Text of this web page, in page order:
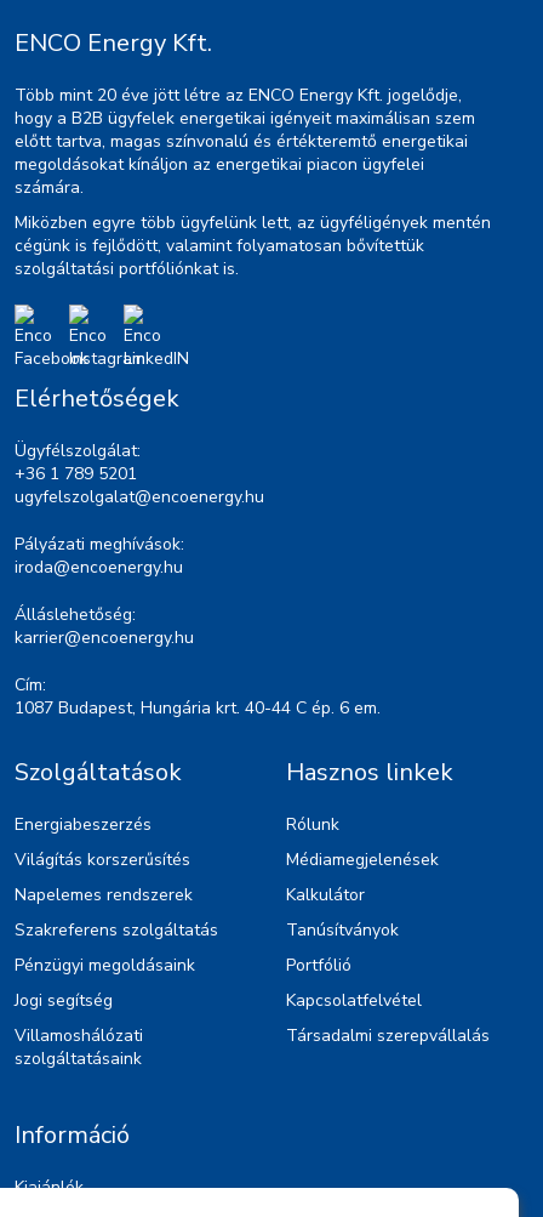
ENCO Energy Kft.
Több mint 20 éve jött létre az ENCO Energy Kft. jogelődje,
hogy a B2B ügyfelek energetikai igényeit maximálisan szem
előtt tartva, magas színvonalú és értékteremtő energetikai
megoldásokat kínáljon az energetikai piacon ügyfelei
számára.
Miközben egyre több ügyfelünk lett, az ügyféligények mentén
cégünk is fejlődött, valamint folyamatosan bővítettük
szolgáltatási portfóliónkat is.
Elérhetőségek
Ügyfélszolgálat:
+36 1 789 5201
ugyfelszolgalat@encoenergy.hu
Pályázati meghívások:
iroda@encoenergy.hu
Álláslehetőség:
karrier@encoenergy.hu
Cím:
1087 Budapest, Hungária krt. 40-44 C ép. 6 em.
Szolgáltatások
Energiabeszerzés
Világítás korszerűsítés
Napelemes rendszerek
Szakreferens szolgáltatás
Pénzügyi megoldásaink
Jogi segítség
Villamoshálózati
szolgáltatásaink
Hasznos linkek
Rólunk
Médiamegjelenések
Kalkulátor
Tanúsítványok
Portfólió
Kapcsolatfelvétel
Társadalmi szerepvállalás
Információ
Kiajánlók